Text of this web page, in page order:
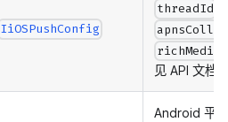
IiOSPushConfig
threadId
见 API 文档
Android 平